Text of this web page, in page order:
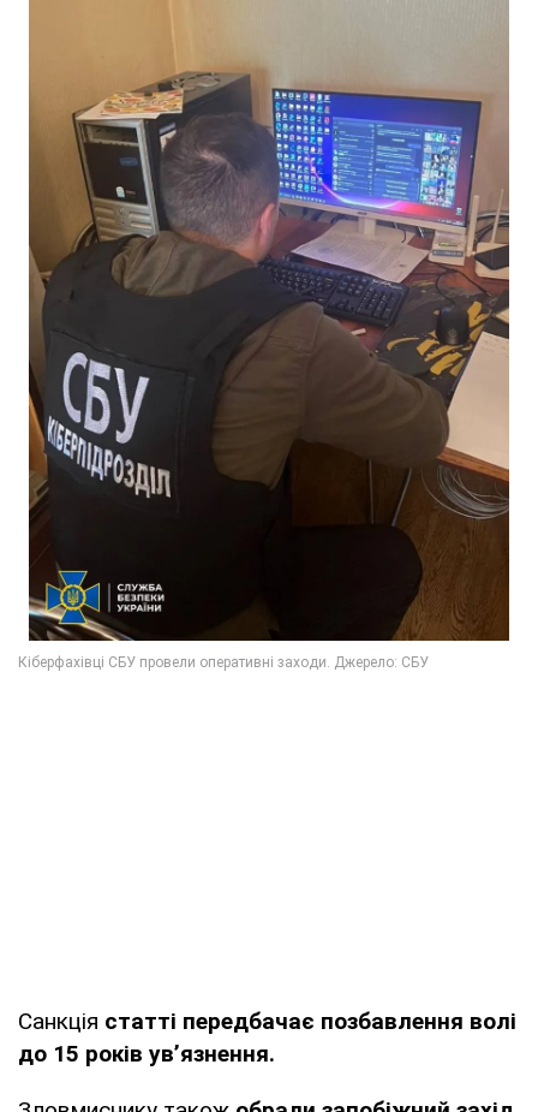
Санкція статті передбачає позбавлення волі
до 15 років ув’язнення.